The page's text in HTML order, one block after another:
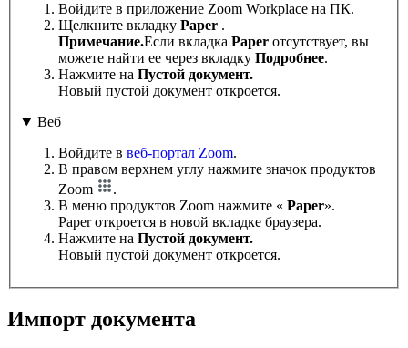
Войдите в приложение Zoom Workplace на ПК.
Щелкните вкладку Paper .
Примечание.Если вкладка Paper отсутствует, вы
можете найти ее через вкладку Подробнее.
Нажмите на Пустой документ.
Новый пустой документ откроется.
Веб
Войдите в веб-портал Zoom.
В правом верхнем углу нажмите значок продуктов
Zoom
.
В меню продуктов Zoom нажмите « Paper».
Paper откроется в новой вкладке браузера.
Нажмите на Пустой документ.
Новый пустой документ откроется.
Импорт документа